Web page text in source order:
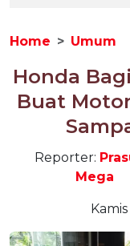
Home Umum
Honda
Buat
Reporter:
Mega